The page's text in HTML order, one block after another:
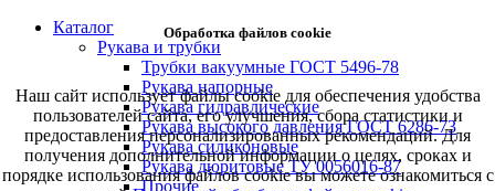
Каталог
Рукава и трубки
Трубки вакуумные ГОСТ 5496-78
Рукава напорные
Рукава гидравлические
Рукава высокого давления ГОСТ 6286-73
Рукава силиконовые
Рукава дюритовые ТУ 0056016-87
Прочие
Обработка файлов cookie
Наш сайт использует файлы cookie для обеспечения удобства
пользователей сайта, его улучшения, сбора статистики и
предоставления персонализированных рекомендаций. Для
получения дополнительной информации о целях, сроках и
порядке использования файлов cookie вы можете ознакомиться с